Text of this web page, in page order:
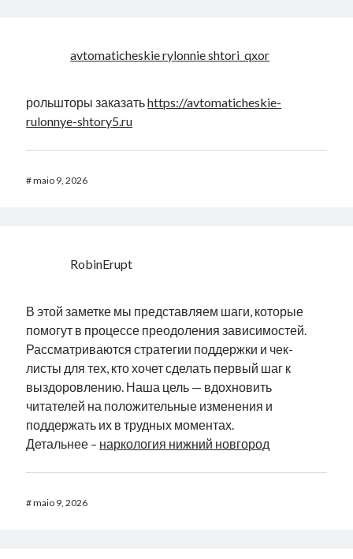
avtomaticheskie rylonnie shtori_qxor
рольшторы заказатьhttps://avtomaticheskie-
rulonnye-shtory5.ru
#maio 9, 2026
RobinErupt
В этой заметке мы представляем шаги, которые
помогут в процессе преодоления зависимостей.
Рассматриваются стратегии поддержки и чек-
листы для тех, кто хочет сделать первый шаг к
выздоровлению. Наша цель — вдохновить
читателей на положительные изменения и
поддержать их в трудных моментах.
Детальнее – наркология нижний новгород
#maio 9, 2026